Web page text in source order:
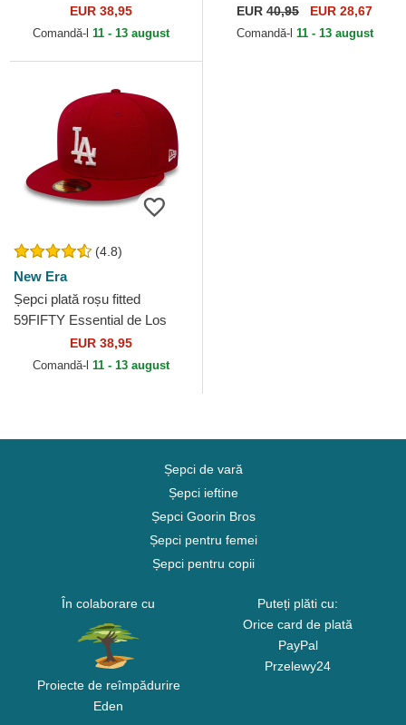
York Yankees MLB de New
Era
EUR 38,95
Comandă-l 11 - 13 august
Chicago Bulls NBA de New
Era
EUR 40,95 EUR 28,67
Comandă-l 11 - 13 august
(4.8)
New Era
Șepci plată roșu fitted
59FIFTY Essential de Los
Angeles Dodgers MLB de
New Era
EUR 38,95
Comandă-l 11 - 13 august
Șepci de vară
Șepci ieftine
Șepci Goorin Bros
Șepci pentru femei
Șepci pentru copii
În colaborare cu
Proiecte de reîmpădurire
Eden
Puteți plăti cu:
Orice card de plată
PayPal
Przelewy24